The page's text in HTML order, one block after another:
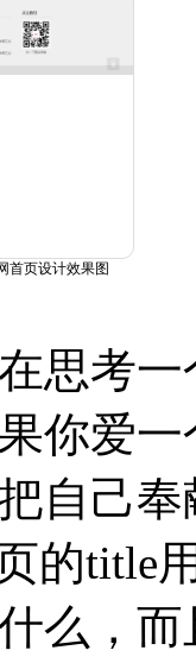
首页设计效果图
思考一
你爱
自己
的title
么，